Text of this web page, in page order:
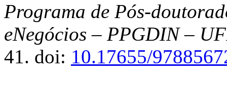
Programa de Pós-
eNegócios – PPGDIN –
41. doi: 10.17655/